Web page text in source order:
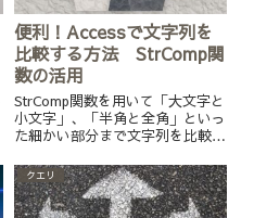
便利！Accessで文字列を
比較する方法 StrComp関
数の活用
StrComp関数を用いて「大文字と
小文字」、「半角と全角」といっ
た細かい部分まで文字列を比較す
クエリ